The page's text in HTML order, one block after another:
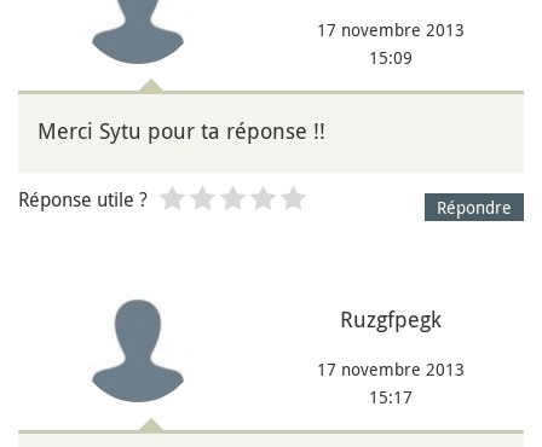
17 novembre 2013
15:09
Merci Sytu pour ta réponse !!
Répondre
Réponse utile ?
Ruzgfpegk
17 novembre 2013
15:17